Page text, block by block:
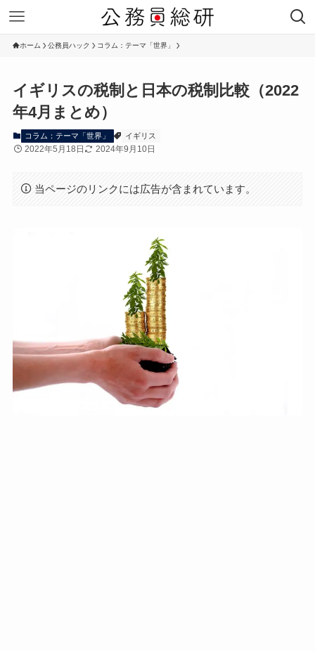
ホーム 公務員ハック コラム：テーマ「世界」
イギリスの税制と日本の税制比較（2022
年4月まとめ）
コラム：テーマ「世界」 イギリス
2022年5月18日 2024年9月10日
当ページのリンクには広告が含まれています。